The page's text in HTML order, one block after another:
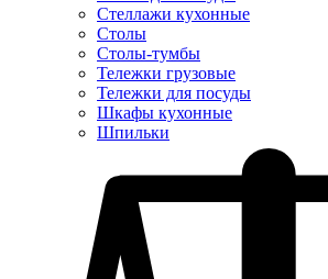
Стеллажи кухонные
Столы
Столы-тумбы
Тележки грузовые
Тележки для посуды
Шкафы кухонные
Шпильки